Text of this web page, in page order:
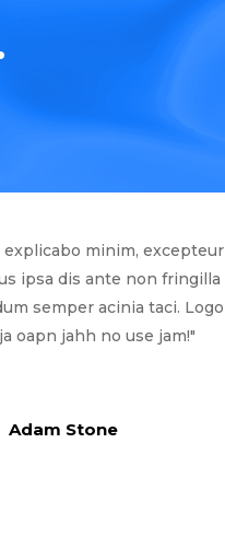
explicabo minim, excepteur
ipsa dis ante non fringilla
semper acinia taci. Logo
oapn jahh no use jam!"
Adam Stone